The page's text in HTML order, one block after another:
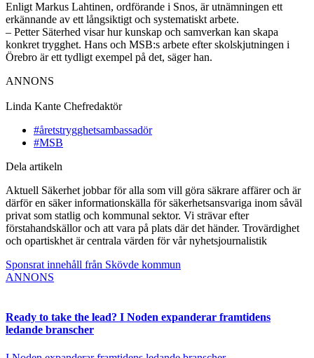
Enligt Markus Lahtinen, ordförande i Snos, är utnämningen ett
erkännande av ett långsiktigt och systematiskt arbete.
– Petter Säterhed visar hur kunskap och samverkan kan skapa
konkret trygghet. Hans och MSB:s arbete efter skolskjutningen i
Örebro är ett tydligt exempel på det, säger han.
ANNONS
Linda Kante Chefredaktör
#åretstrygghetsambassadör
#MSB
Dela artikeln
Aktuell Säkerhet jobbar för alla som vill göra säkrare affärer och är
därför en säker informationskälla för säkerhetsansvariga inom såväl
privat som statlig och kommunal sektor. Vi strävar efter
förstahandskällor och att vara på plats där det händer. Trovärdighet
och opartiskhet är centrala värden för vår nyhetsjournalistik
Sponsrat innehåll från Skövde kommun
ANNONS
Ready to take the lead? I Noden expanderar framtidens
ledande branscher